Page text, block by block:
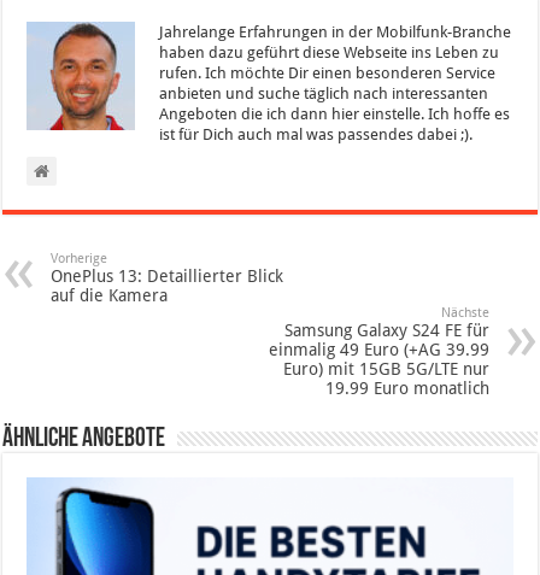
Jahrelange Erfahrungen in der Mobilfunk-Branche
haben dazu geführt diese Webseite ins Leben zu
rufen. Ich möchte Dir einen besonderen Service
anbieten und suche täglich nach interessanten
Angeboten die ich dann hier einstelle. Ich hoffe es
ist für Dich auch mal was passendes dabei ;).
Vorherige
OnePlus 13: Detaillierter Blick
auf die Kamera
Nächste
Samsung Galaxy S24 FE für
einmalig 49 Euro (+AG 39.99
Euro) mit 15GB 5G/LTE nur
19.99 Euro monatlich
Ähnliche Angebote